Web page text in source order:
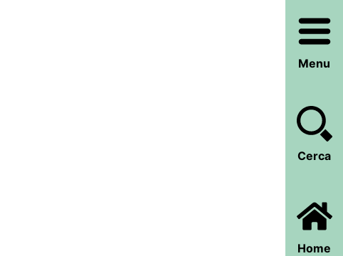
Menu
Cerca
Home